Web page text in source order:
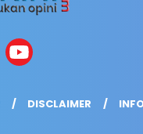
DISCLAIMER